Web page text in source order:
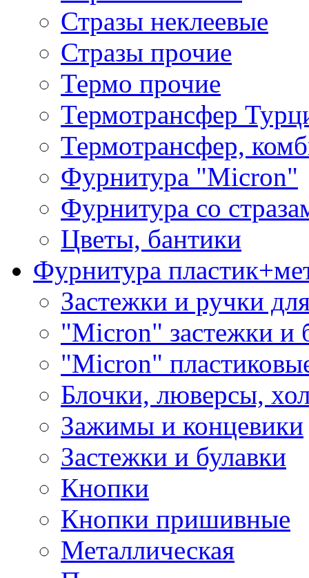
Стразы неклеевые
Стразы прочие
Термо прочие
Термотрансфер
Термотрансфер,
Фурнитура "Micron"
Фурнитура со
Цветы, бантики
Фурнитура
Застежки и ручки
"Micron" застежки и
"Micron"
Блочки, люверсы,
Зажимы и концевики
Застежки и булавки
Кнопки
Кнопки пришивные
Металлическая